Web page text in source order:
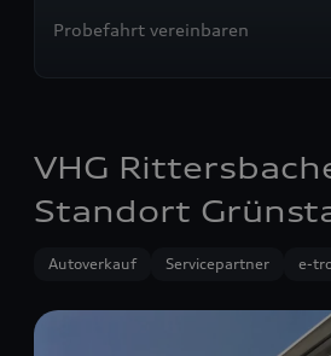
Probefahrt vereinbaren
VHG
Standort
Autoverkauf Servicepartner e-